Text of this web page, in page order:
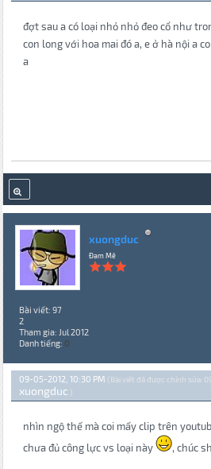
đợt sau a có loại nhỏ nhỏ đeo cổ như
con long với hoa mai đó a, e ở hà nội a
a
xuongduc
Đam Mê
Bài viết: 97
2
Tham gia: Jul 2012
Danh tiếng: 0
09-05-2012, 10:30 PM (Bài viết đã được chỉnh sửa:
xuongduc .)
nhìn ngộ thế mà coi mấy clip trên
chưa đủ công lực vs loại này
, chúc